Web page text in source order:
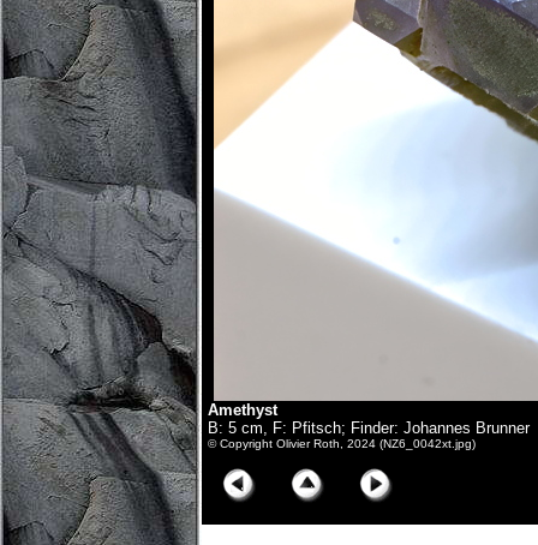
Amethyst
B: 5 cm, F: Pfitsch; Finder: Johannes Brunner
© Copyright Olivier Roth, 2024 (NZ6_0042xt.jpg)